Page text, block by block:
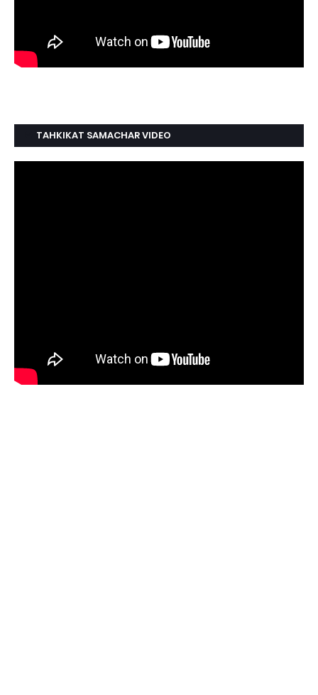
TAHKIKAT SAMACHAR VIDEO